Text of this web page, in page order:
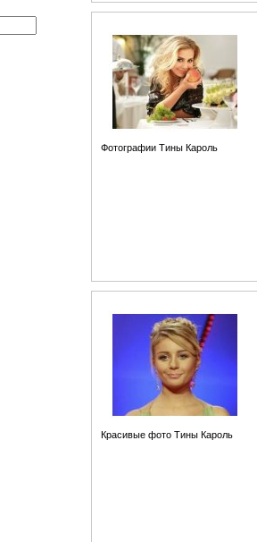
Фотографии Тины Кароль
Красивые фото Тины Кароль